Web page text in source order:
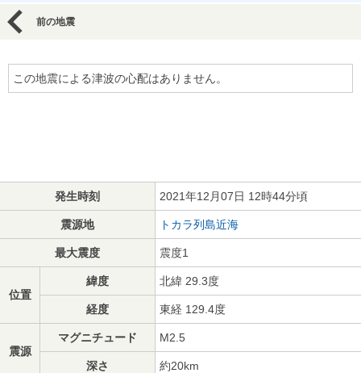
前の地震
この地震による津波の心配はありません。
発生時刻 2021年12月07日 12時44分頃
震源地 トカラ列島近海
最大震度 震度1
位置
緯度 北緯 29.3度
経度 東経 129.4度
震源
マグニチュード M2.5
深さ 約20km